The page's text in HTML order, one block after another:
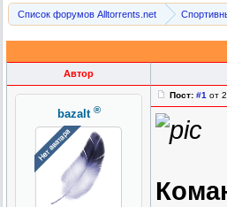
Список форумов Alltorrents.net
Автор
bazalt ®
Пост: #1 от